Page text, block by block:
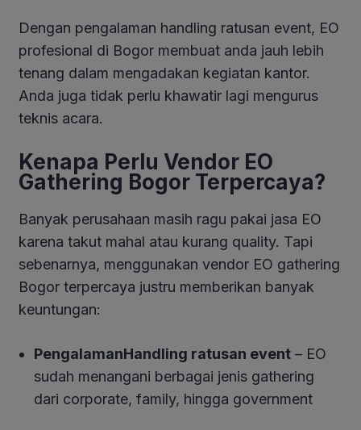
Dengan pengalaman handling ratusan event, EO
profesional di Bogor membuat anda jauh lebih
tenang dalam mengadakan kegiatan kantor.
Anda juga tidak perlu khawatir lagi mengurus
teknis acara.
Kenapa Perlu Vendor EO
Gathering Bogor Terpercaya?
Banyak perusahaan masih ragu pakai jasa EO
karena takut mahal atau kurang quality. Tapi
sebenarnya, menggunakan vendor EO gathering
Bogor terpercaya justru memberikan banyak
keuntungan:
PengalamanHandling ratusan event – EO
sudah menangani berbagai jenis gathering
dari corporate, family, hingga government